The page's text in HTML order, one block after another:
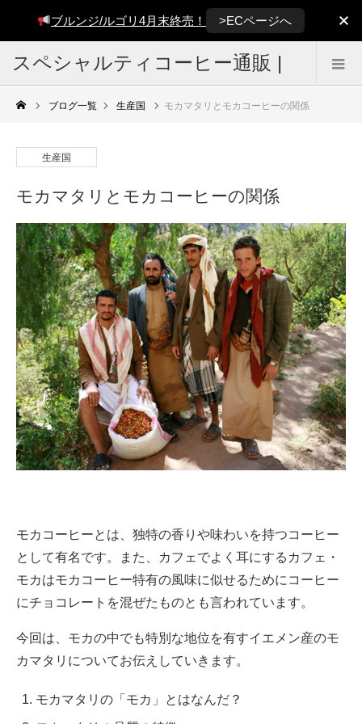
スペシャルティコーヒー通販 |
雑色焙煎所 BUCKLE COFFEE
ブログ一覧 生産国 モカマタリとモカコーヒーの関係
生産国
モカマタリとモカコーヒーの関係
モカコーヒーとは、独特の香りや味わいを持つコーヒー
として有名です。また、カフェでよく耳にするカフェ・
モカはモカコーヒー特有の風味に似せるためにコーヒー
にチョコレートを混ぜたものとも言われています。
今回は、モカの中でも特別な地位を有すイエメン産のモ
カマタリについてお伝えしていきます。
モカマタリの「モカ」とはなんだ？
ブルンジ/ルゴリ4月末終売！ >ECページへ